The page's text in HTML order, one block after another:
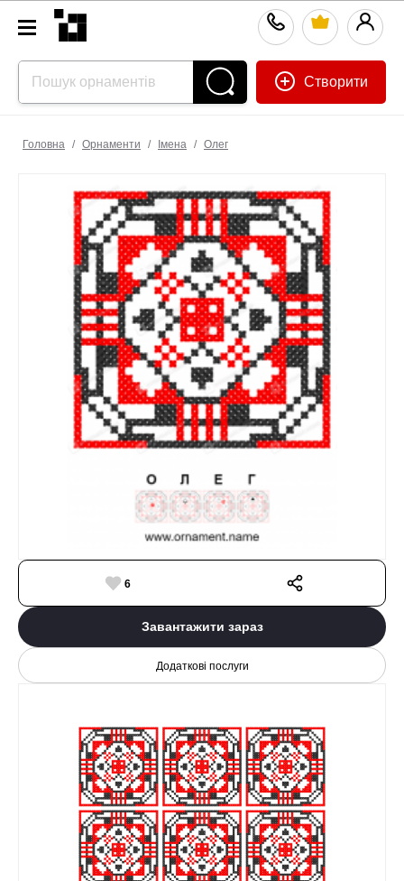
Створити
Головна / Орнаменти / Імена / Олег
6
Завантажити зараз
Додаткові послуги